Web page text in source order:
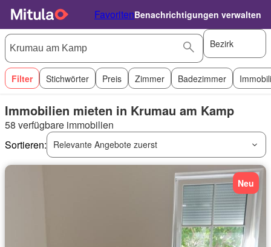
FavoritenBenachrichtigungen verwalten
Bezirk
Filter Stichwörter Preis Zimmer Badezimmer
Immobilien mieten in Krumau am Kamp
58 verfügbare immobilien
Sortieren:
Relevante Angebote zuerst
Neu